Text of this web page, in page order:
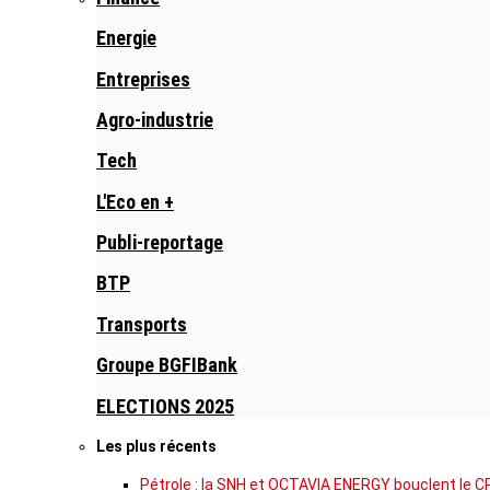
Energie
Entreprises
Agro-industrie
Tech
L'Eco en +
Publi-reportage
BTP
Transports
Groupe BGFIBank
ELECTIONS 2025
Les plus récents
Pétrole : la SNH et OCTAVIA ENERGY bouclent le